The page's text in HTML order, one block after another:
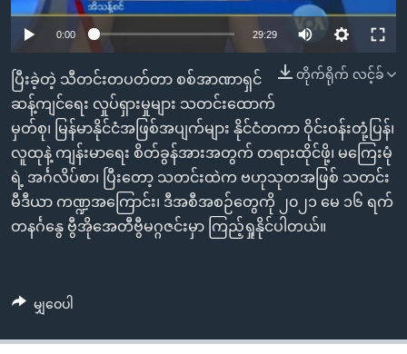
ကြည့်
ရန်
ရှာဖွေ
ရန်
နေရာ
သို့
ကျော်
ဗွီအိုအေ လူမှုကွန်ယက်များ
ဘာသာစကားများ
0:00 29:29
တိုက်ရိုက် လင့်ခ်
ပြီးခဲ့တဲ့ သီတင်းတပတ်တာ စစ်အာဏာရှင်
ဆန့်ကျင်ရေး လှုပ်ရှားမှုများ သတင်းထောက်
မှတ်စု၊ မြန်မာနိုင်ငံအဖြစ်အပျက်များ နိုင်ငံတကာ ဝိုင်းဝန်းတုံ့ပြန်၊
လူထုနဲ့ ကျန်းမာရေး စိတ်ခွန်အားအတွက် တရားထိုင်ဖို့၊ မကြေးမုံ
ရဲ့ အင်္ဂလိပ်စာ၊ ပြီးတော့ သတင်းထဲက ဗဟုသုတအဖြစ် သတင်း
မီဒီယာ ကဏ္ဍအကြောင်း၊ ဒီအစီအစဉ်တွေကို ၂၀၂၁ မေ ၁၆ ရက်
တနင်္ဂနွေ ဗွီအိုအေတီဗွီမဂ္ဂဇင်းမှာ ကြည့်ရှုနိုင်ပါတယ်။
မျှဝေပါ